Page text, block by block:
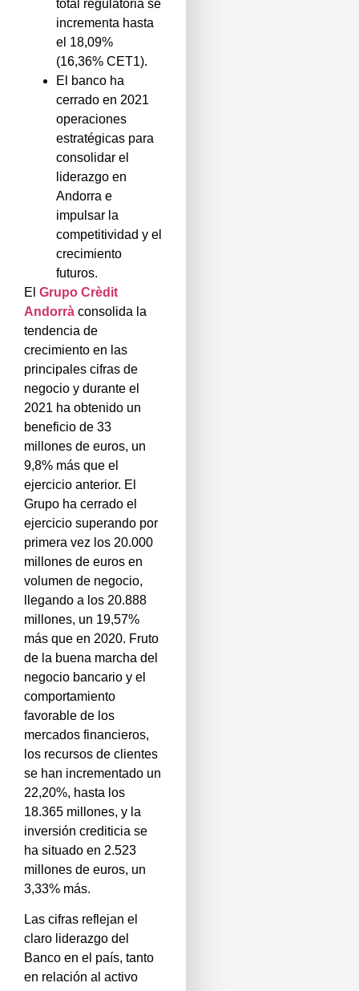
total regulatoria se
incrementa hasta
el 18,09%
(16,36% CET1).
El banco ha
cerrado en 2021
operaciones
estratégicas para
consolidar el
liderazgo en
Andorra e
impulsar la
competitividad y el
crecimiento
futuros.
El Grupo Crèdit
Andorrà consolida la
tendencia de
crecimiento en las
principales cifras de
negocio y durante el
2021 ha obtenido un
beneficio de 33
millones de euros, un
9,8% más que el
ejercicio anterior. El
Grupo ha cerrado el
ejercicio superando por
primera vez los 20.000
millones de euros en
volumen de negocio,
llegando a los 20.888
millones, un 19,57%
más que en 2020. Fruto
de la buena marcha del
negocio bancario y el
comportamiento
favorable de los
mercados financieros,
los recursos de clientes
se han incrementado un
22,20%, hasta los
18.365 millones, y la
inversión crediticia se
ha situado en 2.523
millones de euros, un
3,33% más.
Las cifras reflejan el
claro liderazgo del
Banco en el país, tanto
en relación al activo